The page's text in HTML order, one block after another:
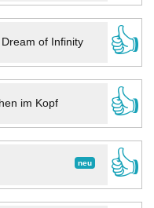
Dream of Infinity
👍
im Kopf
👍
neu
👍